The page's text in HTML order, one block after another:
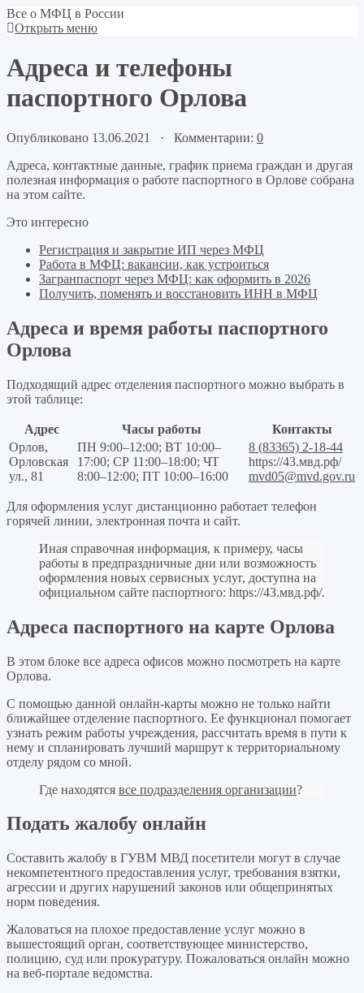
Все о МФЦ в России
Открыть меню
Адреса и телефоны
паспортного Орлова
Опубликовано 13.06.2021 · Комментарии: 0
Адреса, контактные данные, график приема граждан и другая
полезная информация о работе паспортного в Орлове собрана
на этом сайте.
Это интересно
Регистрация и закрытие ИП через МФЦ
Работа в МФЦ: вакансии, как устроиться
Загранпаспорт через МФЦ: как оформить в 2026
Получить, поменять и восстановить ИНН в МФЦ
Адреса и время работы паспортного
Орлова
Подходящий адрес отделения паспортного можно выбрать в
этой таблице:
Адрес Часы работы
Контакты
Орлов,
Орловская
ул., 81
ПН 9:00–12:00; ВТ 10:00–
17:00; СР 11:00–18:00; ЧТ
8:00–12:00; ПТ 10:00–16:00
8 (83365) 2-18-44
https://43.мвд.рф/
mvd05@mvd.gov.ru
Для оформления услуг дистанционно работает телефон
горячей линии, электронная почта и сайт.
Иная справочная информация, к примеру, часы
работы в предпраздничные дни или возможность
оформления новых сервисных услуг, доступна на
официальном сайте паспортного: https://43.мвд.рф/.
Адреса паспортного на карте Орлова
В этом блоке все адреса офисов можно посмотреть на карте
Орлова.
С помощью данной онлайн-карты можно не только найти
ближайшее отделение паспортного. Ее функционал помогает
узнать режим работы учреждения, рассчитать время в пути к
нему и спланировать лучший маршрут к территориальному
отделу рядом со мной.
Где находятся все подразделения организации?
Подать жалобу онлайн
Составить жалобу в ГУВМ МВД посетители могут в случае
некомпетентного предоставления услуг, требования взятки,
агрессии и других нарушений законов или общепринятых
норм поведения.
Жаловаться на плохое предоставление услуг можно в
вышестоящий орган, соответствующее министерство,
полицию, суд или прокуратуру. Пожаловаться онлайн можно
на веб-портале ведомства.